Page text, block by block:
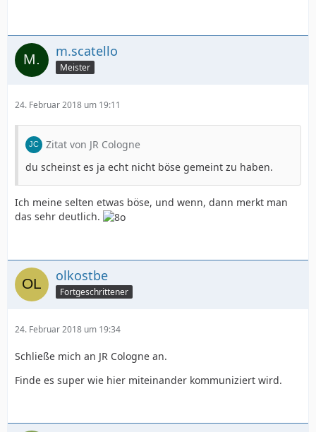
m.scatello
Meister
24. Februar 2018 um 19:11
Zitat von JR Cologne
du scheinst es ja echt nicht böse gemeint zu haben.
Ich meine selten etwas böse, und wenn, dann merkt man
das sehr deutlich.
olkostbe
Fortgeschrittener
24. Februar 2018 um 19:34
Schließe mich an JR Cologne an.
Finde es super wie hier miteinander kommuniziert wird.